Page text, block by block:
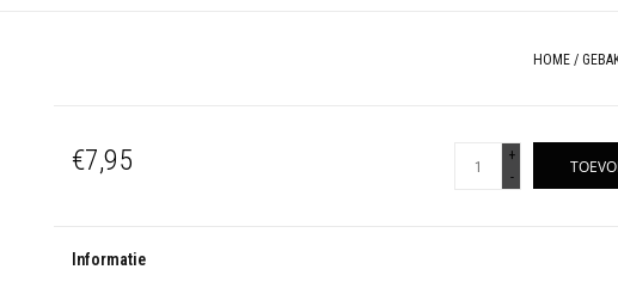
HOME /
€7,95
+
-
Informatie